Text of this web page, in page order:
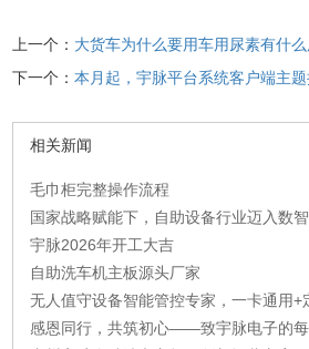
上一个： 大货车为什么要用车用尿素有什么
下一个：本月起，宇脉平台系统客户端主
相关新闻
毛巾柜完整操作流程
国家战略赋能下，自助设备行业迈入数智
宇脉2026年开工大吉
自助洗车机主板源头厂家
无人值守设备智能管控专家，一卡通用+
感恩同行，共筑初心——致宇脉电子的每